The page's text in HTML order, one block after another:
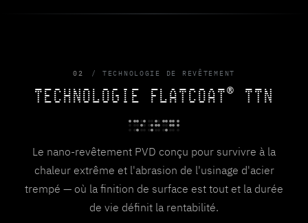
02 TECHNOLOGIE DE REVÊTEMENT
TECHNOLOGIE FLATCOAT® TTN
Le nano-revêtement PVD conçu pour survivre à la
chaleur extrême et l'abrasion de l'usinage d'acier
trempé — où la finition de surface est tout et la durée
de vie définit la rentabilité.